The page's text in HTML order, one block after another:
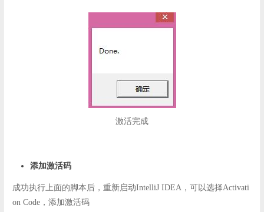
激活完成
添加激活码
成功执行上面的脚本后，重新启动IntelliJ IDEA，可以选择Activati
on Code，添加激活码